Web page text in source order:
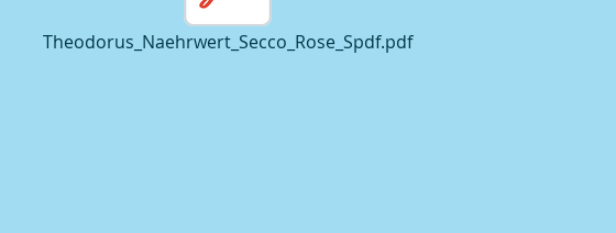
Theodorus_Naehrwert_Secco_Rose_Spdf.pdf